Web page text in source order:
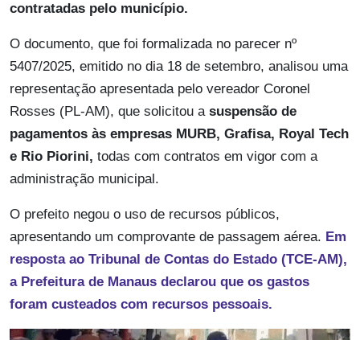
contratadas pelo município.
O documento, que foi formalizada no parecer nº
5407/2025, emitido no dia 18 de setembro, analisou uma
representação apresentada pelo vereador Coronel
Rosses (PL-AM), que solicitou a suspensão de
pagamentos às empresas MURB, Grafisa, Royal Tech
e Rio Piorini, todas com contratos em vigor com a
administração municipal.
O prefeito negou o uso de recursos públicos,
apresentando um comprovante de passagem aérea. Em
resposta ao Tribunal de Contas do Estado (TCE-AM),
a Prefeitura de Manaus declarou que os gastos
foram custeados com recursos pessoais.